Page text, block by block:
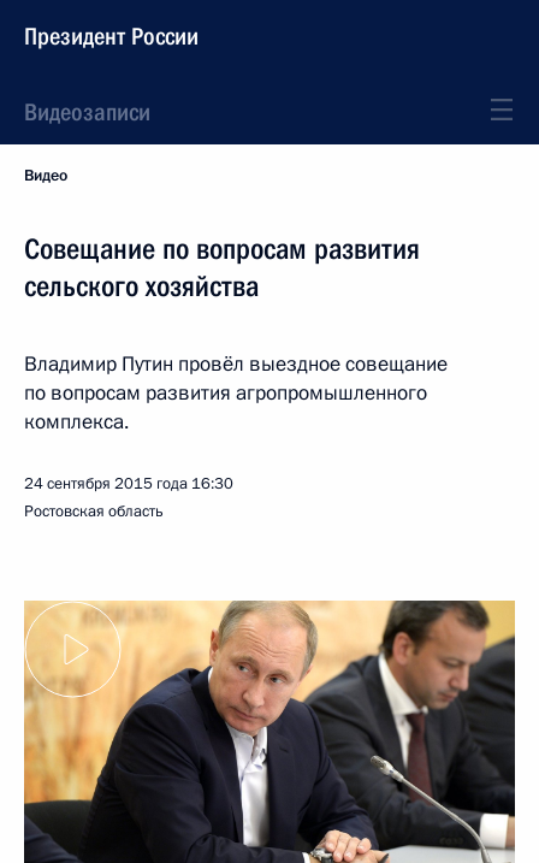
Президент России
Видеозаписи
Видео
Совещание по вопросам развития
сельского хозяйства
Владимир Путин провёл выездное совещание
по вопросам развития агропромышленного
комплекса.
24 сентября 2015 года 16:30
Ростовская область